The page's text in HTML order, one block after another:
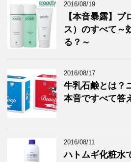
2016/08/19
【本音暴露】プ
ス）のすべて～
る？～
2016/08/17
牛乳石鹸とは？
本音ですべて答
2016/08/11
ハトムギ化粧水